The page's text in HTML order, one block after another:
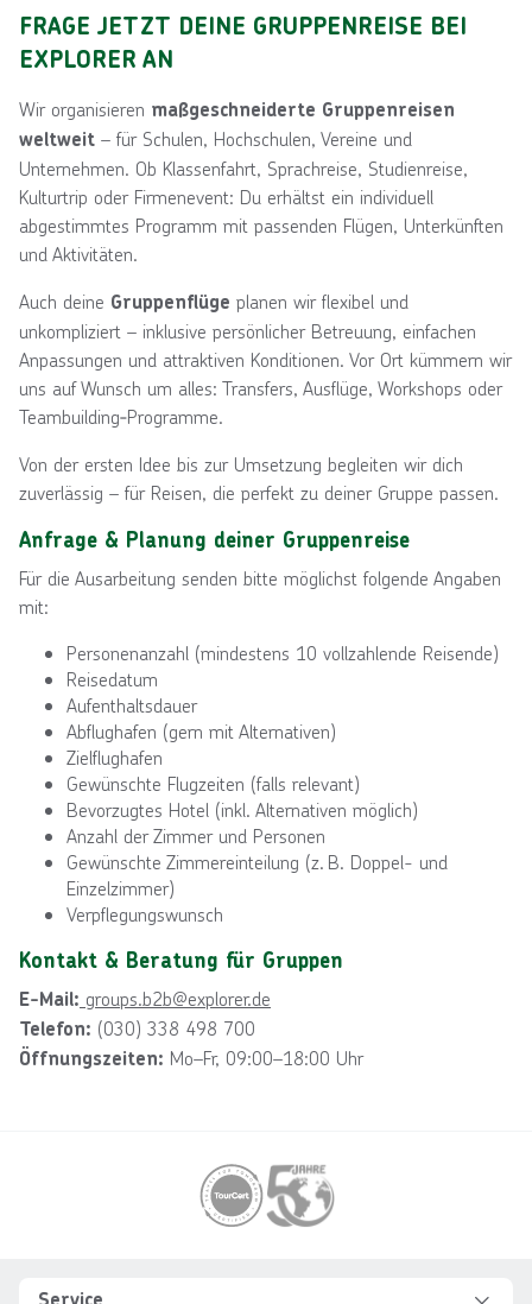
FRAGE JETZT DEINE GRUPPENREISE BEI
EXPLORER AN
Wir organisieren maßgeschneiderte Gruppenreisen
weltweit – für Schulen, Hochschulen, Vereine und
Unternehmen. Ob Klassenfahrt, Sprachreise, Studienreise,
Kulturtrip oder Firmenevent: Du erhältst ein individuell
abgestimmtes Programm mit passenden Flügen, Unterkünften
und Aktivitäten.
Auch deine Gruppenflüge planen wir flexibel und
unkompliziert – inklusive persönlicher Betreuung, einfachen
Anpassungen und attraktiven Konditionen. Vor Ort kümmern wir
uns auf Wunsch um alles: Transfers, Ausflüge, Workshops oder
Teambuilding‑Programme.
Von der ersten Idee bis zur Umsetzung begleiten wir dich
zuverlässig – für Reisen, die perfekt zu deiner Gruppe passen.
Anfrage & Planung deiner Gruppenreise
Für die Ausarbeitung senden bitte möglichst folgende Angaben
mit:
Personenanzahl (mindestens 10 vollzahlende Reisende)
Reisedatum
Aufenthaltsdauer
Abflughafen (gern mit Alternativen)
Zielflughafen
Gewünschte Flugzeiten (falls relevant)
Bevorzugtes Hotel (inkl. Alternativen möglich)
Anzahl der Zimmer und Personen
Gewünschte Zimmereinteilung (z. B. Doppel- und
Einzelzimmer)
Verpflegungswunsch
Kontakt & Beratung für Gruppen
E-Mail: groups.b2b@explorer.de
Telefon: (030) 338 498 700
Öffnungszeiten: Mo–Fr, 09:00–18:00 Uhr
Footer navigation